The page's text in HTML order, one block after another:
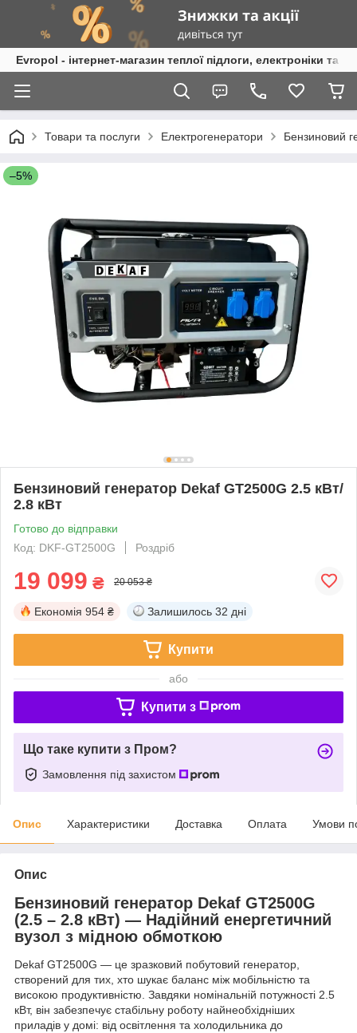
Evropol - інтернет-магазин теплої підлоги, електроніки та
Товари та послуги Електрогенератори Бензиновий
–5%
Бензиновий генератор Dekaf GT2500G 2.5 кВт/
2.8 кВт
Готово до відправки
Код: DKF-GT2500G
Роздріб
19 099 ₴ 20 053 ₴
Економія 954 ₴ Залишилось 32 дні
Купити
або
Купити з
Що таке купити з Пром?
Замовлення під захистом
Опис Характеристики Доставка Оплата Умови
Опис
Бензиновий генератор Dekaf GT2500G
(2.5 – 2.8 кВт) — Надійний енергетичний
вузол з мідною обмоткою
Dekaf GT2500G — це зразковий побутовий генератор,
створений для тих, хто шукає баланс між мобільністю та
високою продуктивністю. Завдяки номінальній потужності 2.5
кВт, він забезпечує стабільну роботу найнеобхідніших
приладів у домі: від освітлення та холодильника до